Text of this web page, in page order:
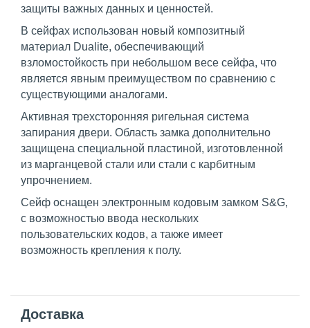
защиты важных данных и ценностей.
В сейфах использован новый композитный
материал Dualite, обеспечивающий
взломостойкость при небольшом весе сейфа, что
является явным преимуществом по сравнению с
существующими аналогами.
Активная трехсторонняя ригельная система
запирания двери. Область замка дополнительно
защищена специальной пластиной, изготовленной
из марганцевой стали или стали с карбитным
упрочнением.
Сейф оснащен электронным кодовым замком S&G,
с возможностью ввода нескольких
пользовательских кодов, а также имеет
возможность крепления к полу.
Доставка